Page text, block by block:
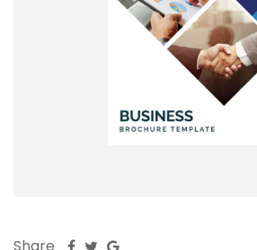
Share